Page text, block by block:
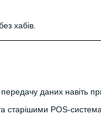
хабів.
даних навіть
старішими POS-